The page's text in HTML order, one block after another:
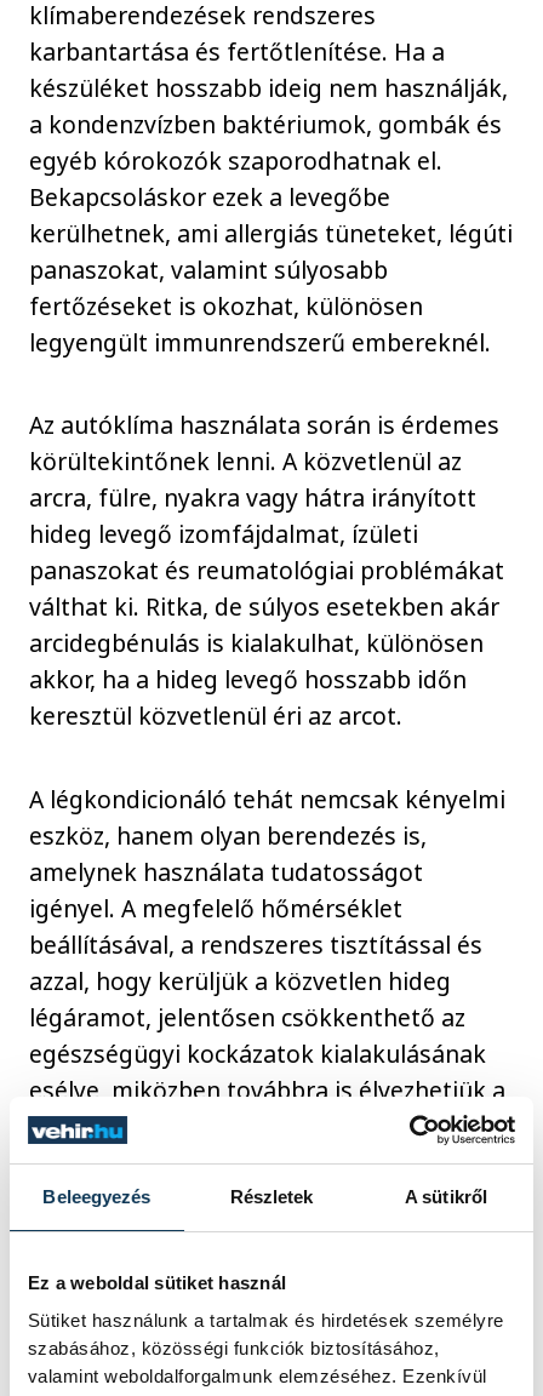
Beleegyezés Részletek A sütikről
Ez a weboldal sütiket használ
Sütiket használunk a tartalmak és hirdetések személyre
szabásához, közösségi funkciók biztosításához,
valamint weboldalforgalmunk elemzéséhez. Ezenkívül
klímaberendezések rendszeres
karbantartása és fertőtlenítése. Ha a
készüléket hosszabb ideig nem használják,
a kondenzvízben baktériumok, gombák és
egyéb kórokozók szaporodhatnak el.
Bekapcsoláskor ezek a levegőbe
kerülhetnek, ami allergiás tüneteket, légúti
panaszokat, valamint súlyosabb
fertőzéseket is okozhat, különösen
legyengült immunrendszerű embereknél.
Az autóklíma használata során is érdemes
körültekintőnek lenni. A közvetlenül az
arcra, fülre, nyakra vagy hátra irányított
hideg levegő izomfájdalmat, ízületi
panaszokat és reumatológiai problémákat
válthat ki. Ritka, de súlyos esetekben akár
arcidegbénulás is kialakulhat, különösen
akkor, ha a hideg levegő hosszabb időn
keresztül közvetlenül éri az arcot.
A légkondicionáló tehát nemcsak kényelmi
eszköz, hanem olyan berendezés is,
amelynek használata tudatosságot
igényel. A megfelelő hőmérséklet
beállításával, a rendszeres tisztítással és
azzal, hogy kerüljük a közvetlen hideg
légáramot, jelentősen csökkenthető az
egészségügyi kockázatok kialakulásának
esélye, miközben továbbra is élvezhetjük a
kellemesen hűvös környezet előnyeit.
életmód hőség betegség